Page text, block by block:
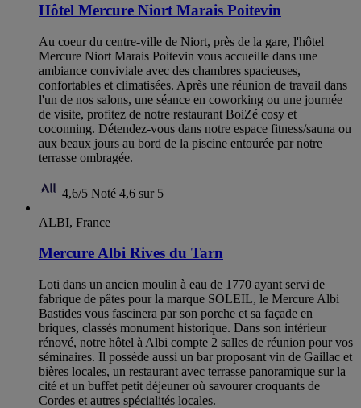
Hôtel Mercure Niort Marais Poitevin
Au coeur du centre-ville de Niort, près de la gare, l'hôtel
Mercure Niort Marais Poitevin vous accueille dans une
ambiance conviviale avec des chambres spacieuses,
confortables et climatisées. Après une réunion de travail dans
l'un de nos salons, une séance en coworking ou une journée
de visite, profitez de notre restaurant BoiZé cosy et
coconning. Détendez-vous dans notre espace fitness/sauna ou
aux beaux jours au bord de la piscine entourée par notre
terrasse ombragée.
4,6/5 Noté 4,6 sur 5
ALBI, France
Mercure Albi Rives du Tarn
Loti dans un ancien moulin à eau de 1770 ayant servi de
fabrique de pâtes pour la marque SOLEIL, le Mercure Albi
Bastides vous fascinera par son porche et sa façade en
briques, classés monument historique. Dans son intérieur
rénové, notre hôtel à Albi compte 2 salles de réunion pour vos
séminaires. Il possède aussi un bar proposant vin de Gaillac et
bières locales, un restaurant avec terrasse panoramique sur la
cité et un buffet petit déjeuner où savourer croquants de
Cordes et autres spécialités locales.